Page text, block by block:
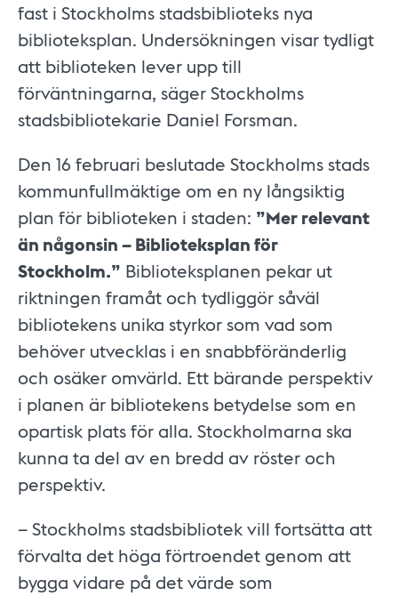
fast i Stockholms stadsbiblioteks nya
biblioteksplan. Undersökningen visar tydligt
att biblioteken lever upp till
förväntningarna, säger Stockholms
stadsbibliotekarie Daniel Forsman.
Den 16 februari beslutade Stockholms stads
kommunfullmäktige om en ny långsiktig
plan för biblioteken i staden: ”Mer relevant
än någonsin – Biblioteksplan för
Stockholm.” Biblioteksplanen pekar ut
riktningen framåt och tydliggör såväl
bibliotekens unika styrkor som vad som
behöver utvecklas i en snabbföränderlig
och osäker omvärld. Ett bärande perspektiv
i planen är bibliotekens betydelse som en
opartisk plats för alla. Stockholmarna ska
kunna ta del av en bredd av röster och
perspektiv.
– Stockholms stadsbibliotek vill fortsätta att
förvalta det höga förtroendet genom att
bygga vidare på det värde som